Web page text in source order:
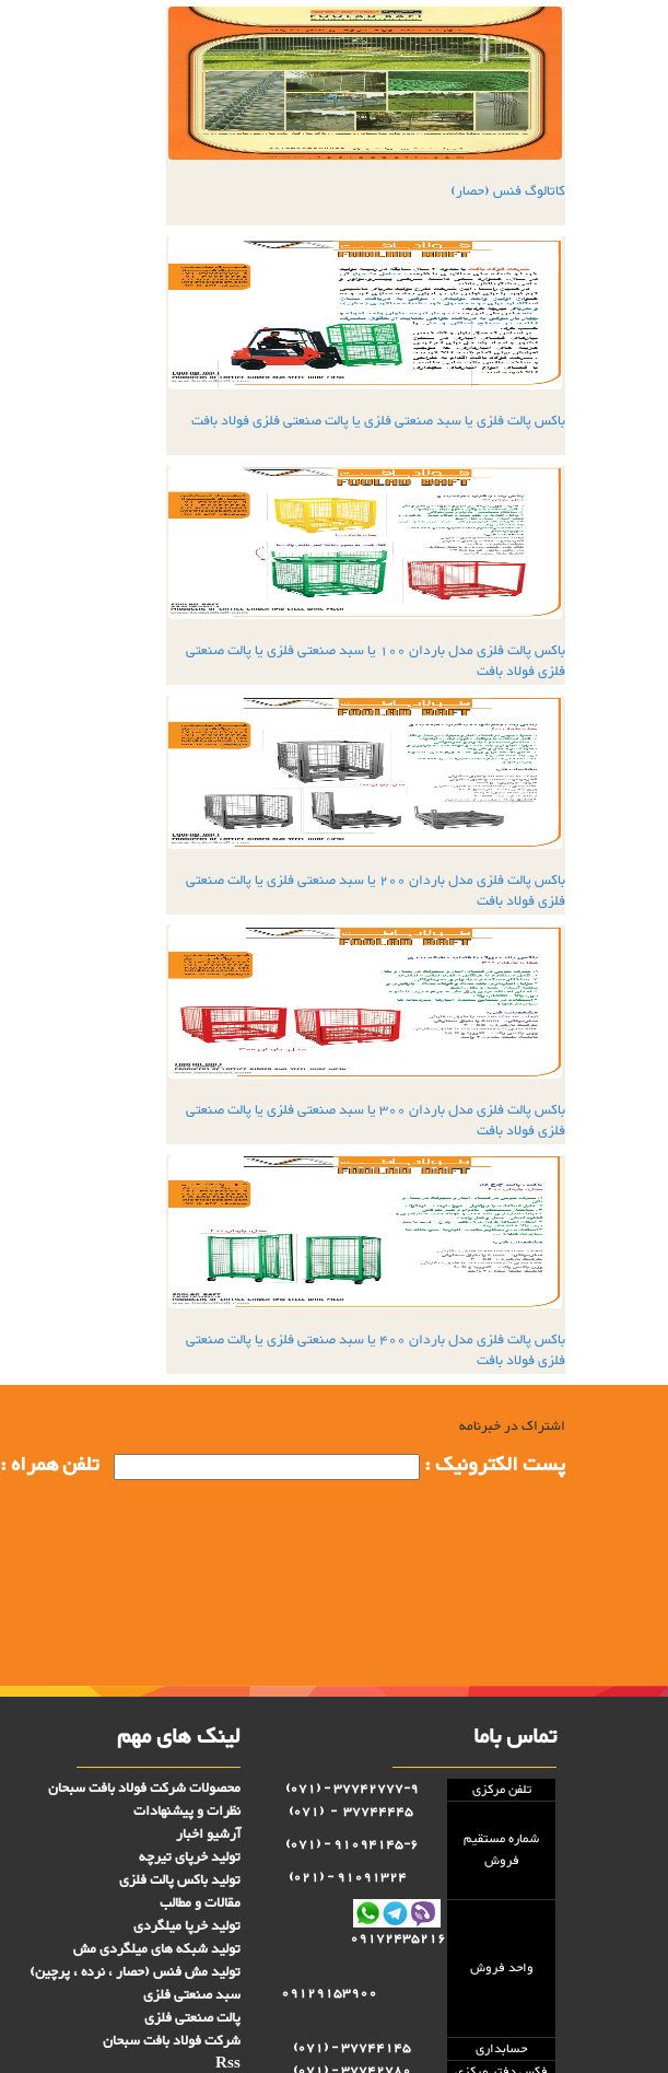
کاتالوگ فنس (حصار)
باکس پالت فلزی یا سبد صنعتی فلزی یا پالت صنعتی فلزی فولاد بافت
باکس پالت فلزی مدل باردان 100 یا سبد صنعتی فلزی یا پالت صنعتی
فلزی فولاد بافت
باکس پالت فلزی مدل باردان 200 یا سبد صنعتی فلزی یا پالت صنعتی
فلزی فولاد بافت
باکس پالت فلزی مدل باردان 300 یا سبد صنعتی فلزی یا پالت صنعتی
فلزی فولاد بافت
باکس پالت فلزی مدل باردان 400 یا سبد صنعتی فلزی یا پالت صنعتی
فلزی فولاد بافت
اشتراک در خبرنامه
پست الکترونیک : تلفن همراه :
تماس باما
تلفن مرکزی 37742777-9 - (071)
شماره مستقيم
فروش
37744445 - (071)
91094145-6 - (071)
91091324 - (021)
واحد فروش
09172435216
حسابداری
37744145 - (071)
لینک های مهم
محصولات شرکت فولاد بافت سبحان
نظرات و پیشنهادات
آرشیو اخبار
تولید خرپای تیرچه
تولید باکس پالت فلزی
مقالات و مطالب
تولید خرپا میلگردی
تولید شبکه های ميلگردی مش
تولید مش فنس (حصار ، نرده ، پرچین)
سبد صنعتی فلزی
پالت صنعتی فلزی
شرکت فولاد بافت سبحان
Rss